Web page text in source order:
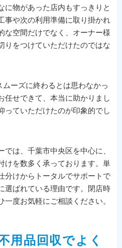
に物があった店内もすっきりと
事や次の利用準備に取り掛かれ
な空間だけでなく、オーナー様
りをつけていただけたのではな
ーズに終わるとは思わなかっ
任せできて、本当に助かりまし
っていただけたのが印象的でし
は、千葉市中央区を中心に、
けを数多く承っております。単
分けからトータルでサポートで
選ばれている理由です。閉店時
度お気軽にご相談ください。
用品回収でよく